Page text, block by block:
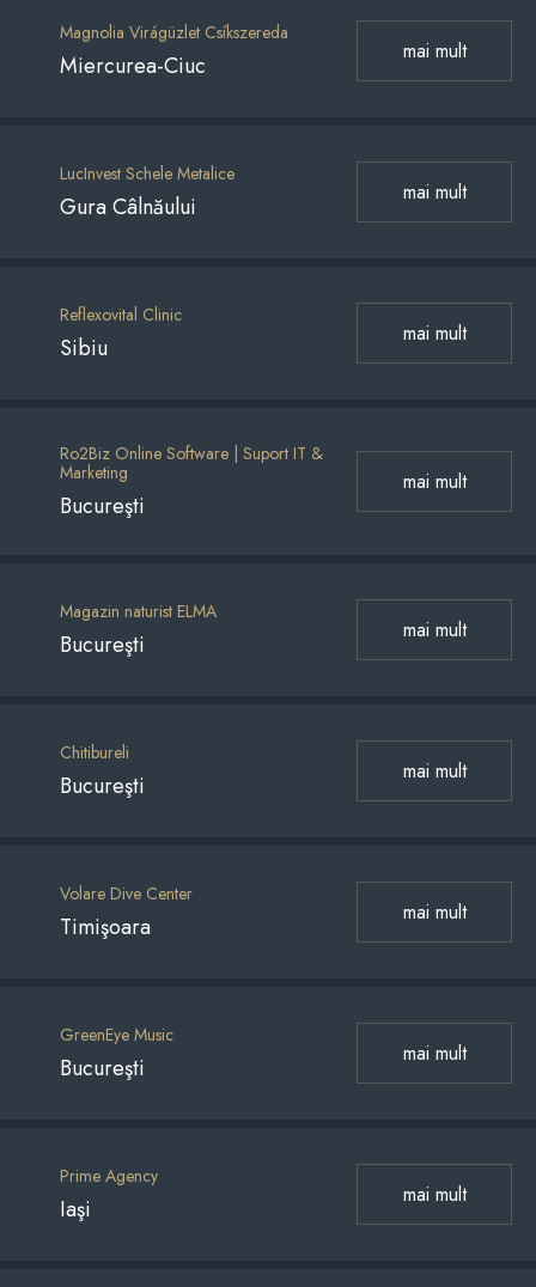
Magnolia Virágüzlet Csíkszereda
Miercurea-Ciuc mai mult
LucInvest Schele Metalice
Gura Câlnăului mai mult
Reflexovital Clinic
Sibiu mai mult
Ro2Biz Online Software | Suport IT &
Marketing
Bucureşti
mai mult
Magazin naturist ELMA
Bucureşti mai mult
Chitibureli
Bucureşti mai mult
Volare Dive Center
Timişoara mai mult
GreenEye Music
Bucureşti mai mult
Prime Agency
Iaşi mai mult